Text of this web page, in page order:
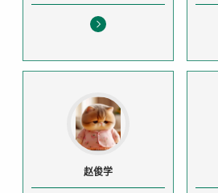
赵俊学